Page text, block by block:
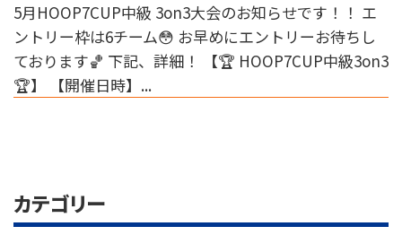
5月HOOP7CUP中級 3on3大会のお知らせです！！ エ
ントリー枠は6チーム😳 お早めにエントリーお待ちし
ております🏀 下記、詳細！ 【🏆 HOOP7CUP中級3on3
🏆】 【開催日時】...
カテゴリー